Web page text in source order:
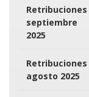
Retribuciones
septiembre
2025
Retribuciones
agosto 2025